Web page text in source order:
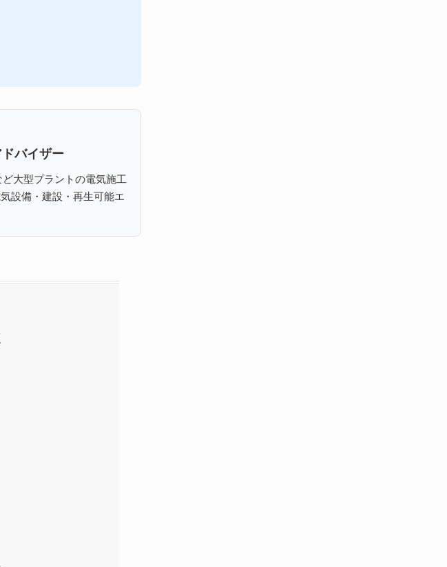
バイザー
大型プラントの電気施工
設備・建設・再生可能エ